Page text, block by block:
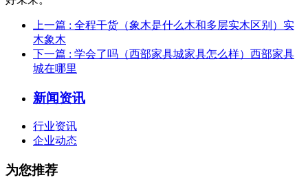
上一篇 : 全程干货（象木是什么木和多层实木区别）实
木象木
下一篇 : 学会了吗（西部家具城家具怎么样）西部家具
城在哪里
新闻资讯
行业资讯
企业动态
为您推荐